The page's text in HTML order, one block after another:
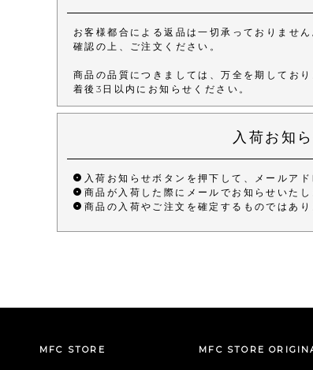
お客様都合による返品は一切承っておりませ
確認の上、ご注文ください。
商品の品質につきましては、万全を期してお
着後3日以内にお知らせください。
入荷お知
入荷お知らせボタンを押下して、メールア
商品が入荷した際にメールでお知らせいたし
商品の入荷やご注文を確定するものではあり
MFC STORE MFC STORE